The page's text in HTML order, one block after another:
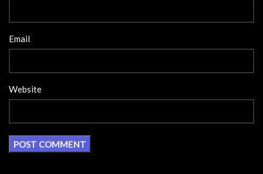
Email
Website